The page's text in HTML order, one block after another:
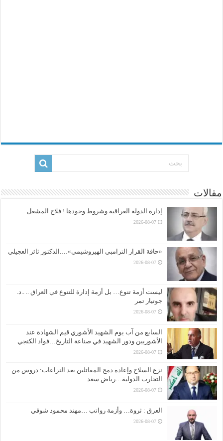
مقالات
إدارة الدولة العراقية وشروط وجودها ! فلاح المشعل
2026-08-07
«حافة القرار الترامبي الهيروشيمي»….الدكتور ثائر العجيلي
2026-08-07
ليست أزمة تنوع… بل أزمة إدارة للتنوع في العراق .. ..د.
جوتيار تمر
2026-08-07
السابع من آب يوم الشهيد الأشوري قيم الشهادة عند
الأشوريين ودور الشهيد في صناعة التاريخ…فواد الكنجي
2026-08-07
نزع السلاح وإعادة دمج المقاتلين بعد النزاعات: دروس من
التجارب الدولية…رياض سعد
2026-08-07
العرق : ثروة… وأزمة رواتب …مهند محمود شوقي
2026-08-07